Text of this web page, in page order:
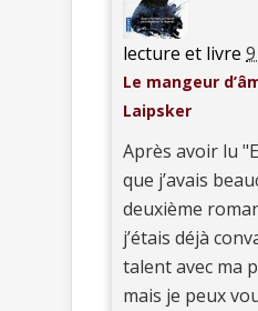
lecture et livre
Le mangeur
Laipsker
Après avoir lu
que j’avais
deuxième
j’étais déjà
talent avec ma
mais je peux